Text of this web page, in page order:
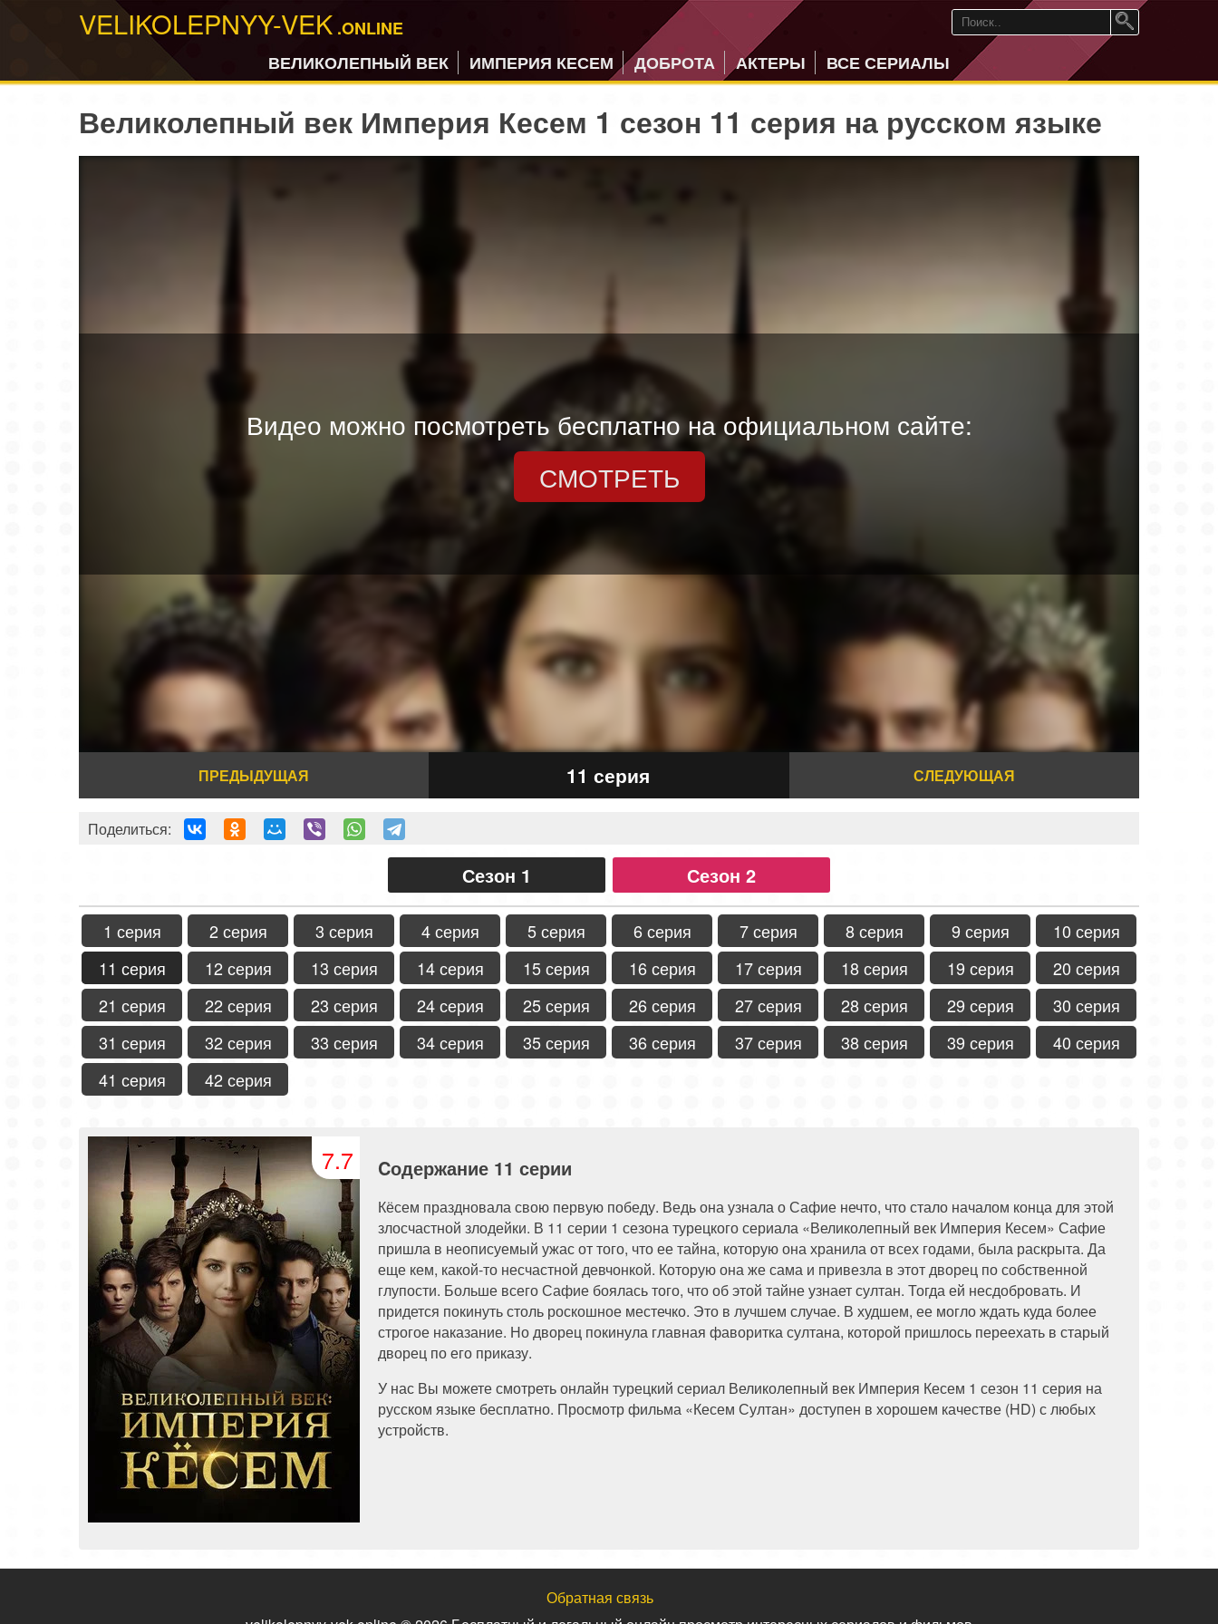
VELIKOLEPNYY-VEK .ONLINE
ВЕЛИКОЛЕПНЫЙ ВЕК
ИМПЕРИЯ КЕСЕМ ДОБРОТА АКТЕРЫ ВСЕ СЕРИАЛЫ
Великолепный век Империя Кесем 1 сезон 11 серия на русском языке
Видео можно посмотреть бесплатно на официальном сайте:
СМОТРЕТЬ
ПРЕДЫДУЩАЯ 11 серия СЛЕДУЮЩАЯ
Поделиться:
Сезон 1 Сезон 2
1 серия 2 серия 3 серия 4 серия 5 серия 6 серия 7 серия 8 серия 9 серия
10 серия
11 серия
12 серия 13 серия 14 серия 15 серия 16 серия 17 серия 18 серия 19 серия
20 серия
21 серия
22 серия 23 серия 24 серия 25 серия 26 серия 27 серия 28 серия 29 серия
30 серия
31 серия
32 серия 33 серия 34 серия 35 серия 36 серия 37 серия 38 серия 39 серия
40 серия
41 серия
42 серия
7.7 Cодержание 11 серии
Кёсем праздновала свою первую победу. Ведь она узнала о Сафие нечто, что стало началом конца для этой
злосчастной злодейки. В 11 серии 1 сезона турецкого сериала «Великолепный век Империя Кесем» Сафие
пришла в неописуемый ужас от того, что ее тайна, которую она хранила от всех годами, была раскрыта. Да
еще кем, какой-то несчастной девчонкой. Которую она же сама и привезла в этот дворец по собственной
глупости. Больше всего Сафие боялась того, что об этой тайне узнает султан. Тогда ей несдобровать. И
придется покинуть столь роскошное местечко. Это в лучшем случае. В худшем, ее могло ждать куда более
строгое наказание. Но дворец покинула главная фаворитка султана, которой пришлось переехать в старый
дворец по его приказу.
У нас Вы можете смотреть онлайн турецкий сериал Великолепный век Империя Кесем 1 сезон 11 серия на
русском языке бесплатно. Просмотр фильма «Кесем Султан» доступен в хорошем качестве (HD) с любых
устройств.
Обратная связь